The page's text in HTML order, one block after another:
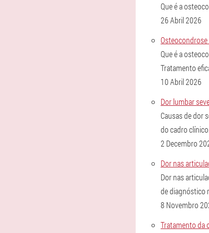
Que é a
26 Abril 2026
Que é a
Tratamento
10 Abril 2026
Dor lumbar
Causas de dor
do cadro
2 Decembro
Dor nas
Dor nas
de diagnóstico
8 Novembro
Tratamento da